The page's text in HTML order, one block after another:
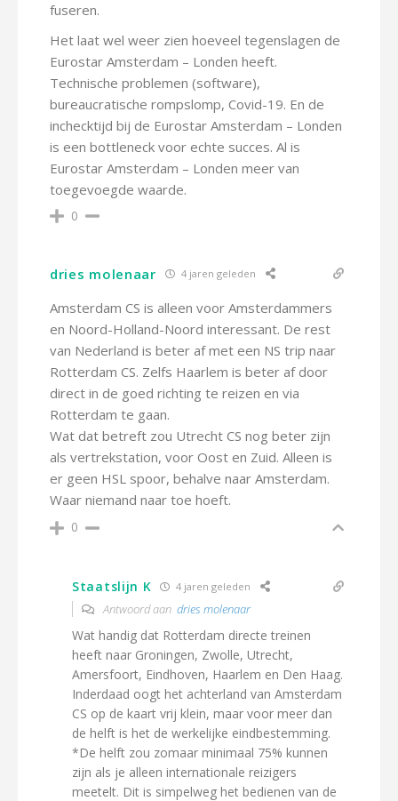
fuseren.
Het laat wel weer zien hoeveel tegenslagen de
Eurostar Amsterdam – Londen heeft.
Technische problemen (software),
bureaucratische rompslomp, Covid-19. En de
inchecktijd bij de Eurostar Amsterdam – Londen
is een bottleneck voor echte succes. Al is
Eurostar Amsterdam – Londen meer van
toegevoegde waarde.
0
dries molenaar 4 jaren geleden
Amsterdam CS is alleen voor Amsterdammers
en Noord-Holland-Noord interessant. De rest
van Nederland is beter af met een NS trip naar
Rotterdam CS. Zelfs Haarlem is beter af door
direct in de goed richting te reizen en via
Rotterdam te gaan.
Wat dat betreft zou Utrecht CS nog beter zijn
als vertrekstation, voor Oost en Zuid. Alleen is
er geen HSL spoor, behalve naar Amsterdam.
Waar niemand naar toe hoeft.
0
Staatslijn K 4 jaren geleden
Antwoord aan dries molenaar
Wat handig dat Rotterdam directe treinen
heeft naar Groningen, Zwolle, Utrecht,
Amersfoort, Eindhoven, Haarlem en Den Haag.
Inderdaad oogt het achterland van Amsterdam
CS op de kaart vrij klein, maar voor meer dan
de helft is het de werkelijke eindbestemming.
*De helft zou zomaar minimaal 75% kunnen
zijn als je alleen internationale reizigers
meetelt. Dit is simpelweg het bedienen van de